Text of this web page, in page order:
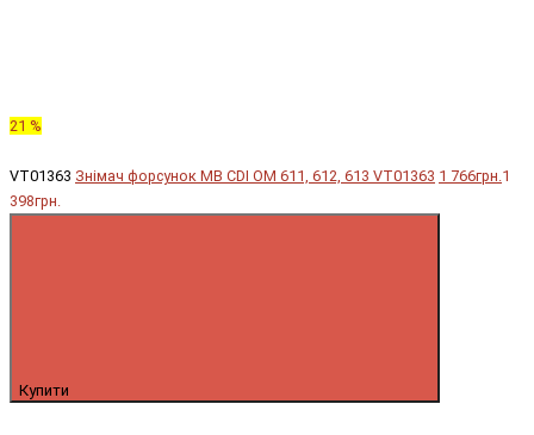
21 %
VT01363 Знімач форсунок MB CDI OM 611, 612, 613 VT01363 1 766грн.1
398грн.
Купити